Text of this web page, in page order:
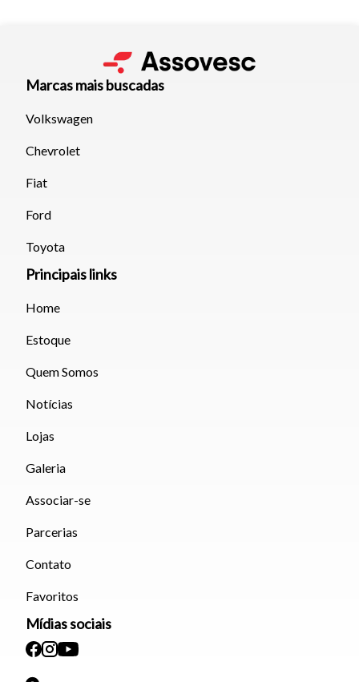
Marcas mais buscadas
Volkswagen
Chevrolet
Fiat
Ford
Toyota
Principais links
Home
Estoque
Quem Somos
Notícias
Lojas
Galeria
Associar-se
Parcerias
Contato
Favoritos
Mídias sociais